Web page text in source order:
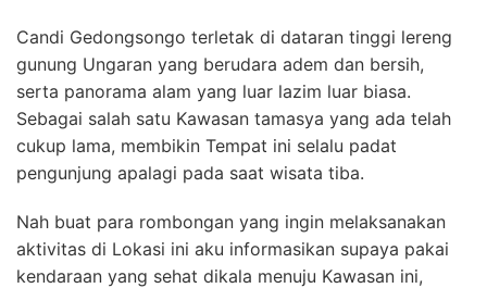
Candi Gedongsongo terletak di dataran tinggi lereng
gunung Ungaran yang berudara adem dan bersih,
serta panorama alam yang luar lazim luar biasa.
Sebagai salah satu Kawasan tamasya yang ada telah
cukup lama, membikin Tempat ini selalu padat
pengunjung apalagi pada saat wisata tiba.
Nah buat para rombongan yang ingin melaksanakan
aktivitas di Lokasi ini aku informasikan supaya pakai
kendaraan yang sehat dikala menuju Kawasan ini,